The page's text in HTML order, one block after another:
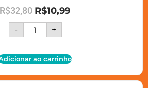
R$32,80 R$10,99
- +
ao carrinho